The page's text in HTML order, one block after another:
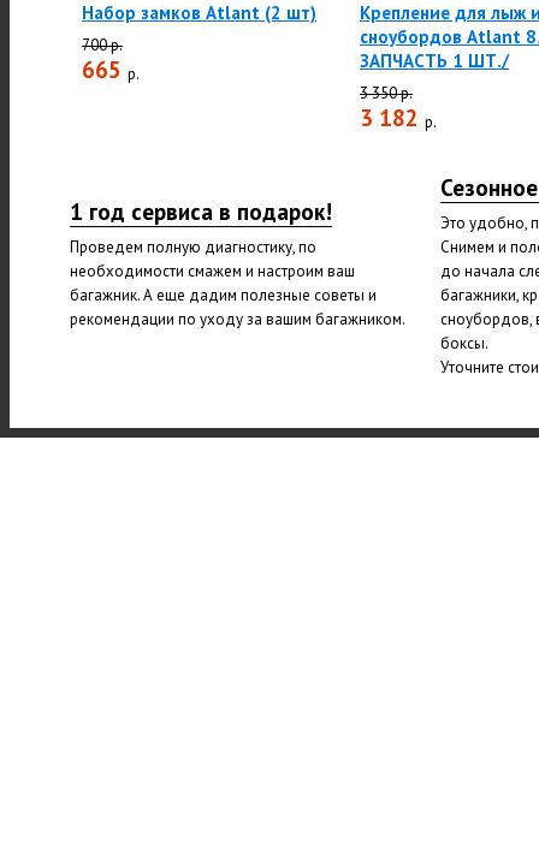
Набор замков Atlant (2 шт)
700 р.
665 р.
Крепление для лыж
сноубордов Atlant
ЗАПЧАСТЬ 1 ШТ./
3 350 р.
3 182 р.
1 год сервиса в подарок!
Проведем полную диагностику, по
необходимости смажем и настроим ваш
багажник. А еще дадим полезные советы и
рекомендации по уходу за вашим багажником.
Это удобно,
Снимем и
до начала
багажники,
сноубордов,
боксы.
Уточните